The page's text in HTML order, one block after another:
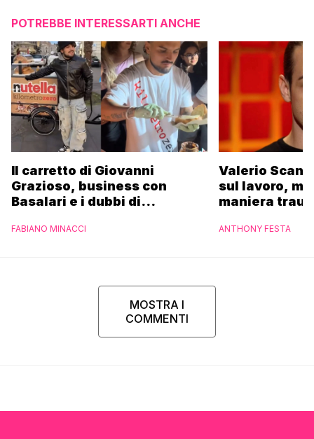
POTREBBE INTERESSARTI ANCHE
Il carretto di Giovanni
Grazioso, business con
Basalari e i dubbi di
Ferrero”
FABIANO MINACCI
Valerio
sul lavoro,
maniera
ANTHONY FESTA
MOSTRA I
COMMENTI